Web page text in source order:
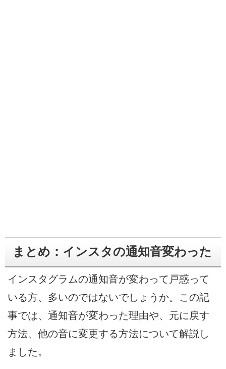
まとめ：インスタの通知音変わった
インスタグラムの通知音が変わって戸惑って
いる方、多いのではないでしょうか。この記
事では、通知音が変わった理由や、元に戻す
方法、他の音に変更する方法について解説し
ました。